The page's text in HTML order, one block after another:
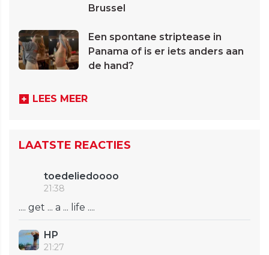
Brussel
Een spontane striptease in
Panama of is er iets anders aan
de hand?
LEES MEER
LAATSTE REACTIES
toedeliedoooo
21:38
.... get ... a ... life ....
HP
21:27